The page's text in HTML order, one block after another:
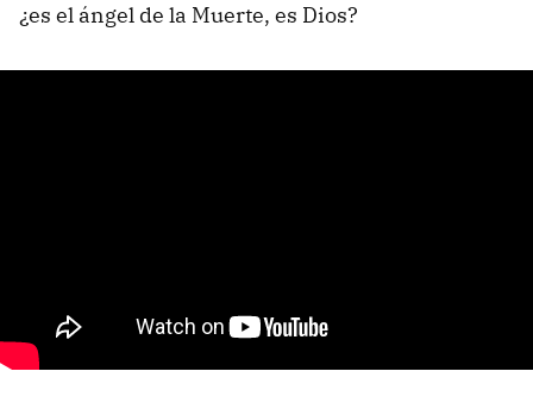
¿es el ángel de la Muerte, es Dios?